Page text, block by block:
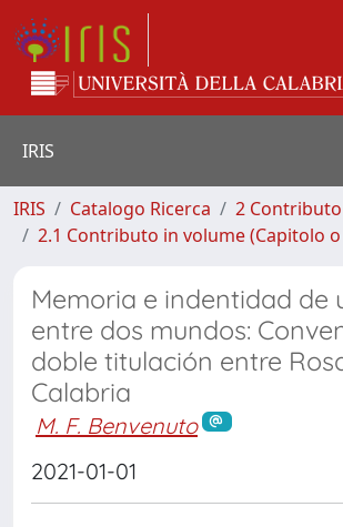
IRIS
IRIS Catalogo Ricerca
2
2.1 Contributo in volume (Capitolo
Memoria e indentidad de
entre dos mundos:
doble titulación entre
Calabria
M. F. Benvenuto
2021-01-01